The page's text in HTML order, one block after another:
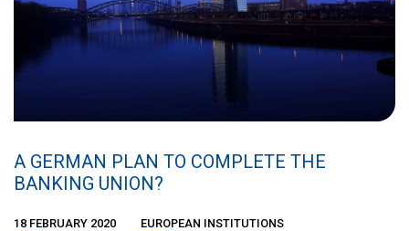
A GERMAN PLAN TO COMPLETE THE
BANKING UNION?
18 FEBRUARY 2020 EUROPEAN INSTITUTIONS